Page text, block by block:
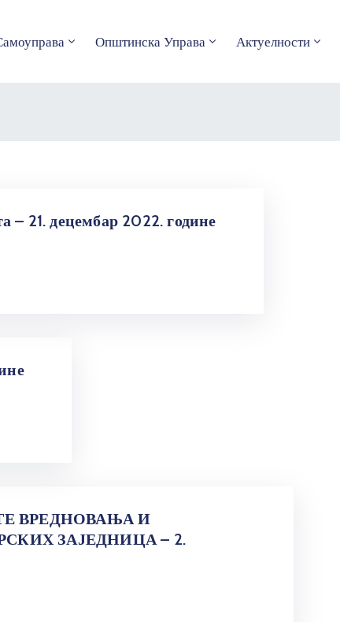
Општинска Управа Актуелности
– 21. децембар 2022. године
ВРЕДНОВАЊА И
ЗАЈЕДНИЦА – 2.